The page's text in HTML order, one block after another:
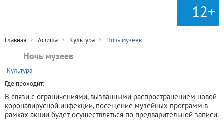
12+
Главная Афиша Культура Ночь музеев
Ночь музеев
Культура
Где проходит:
В связи с ограничениями, вызванными распространением новой
коронавирусной инфекции, посещение музейных программ в
рамках акции будет осуществляться по предварительной записи.